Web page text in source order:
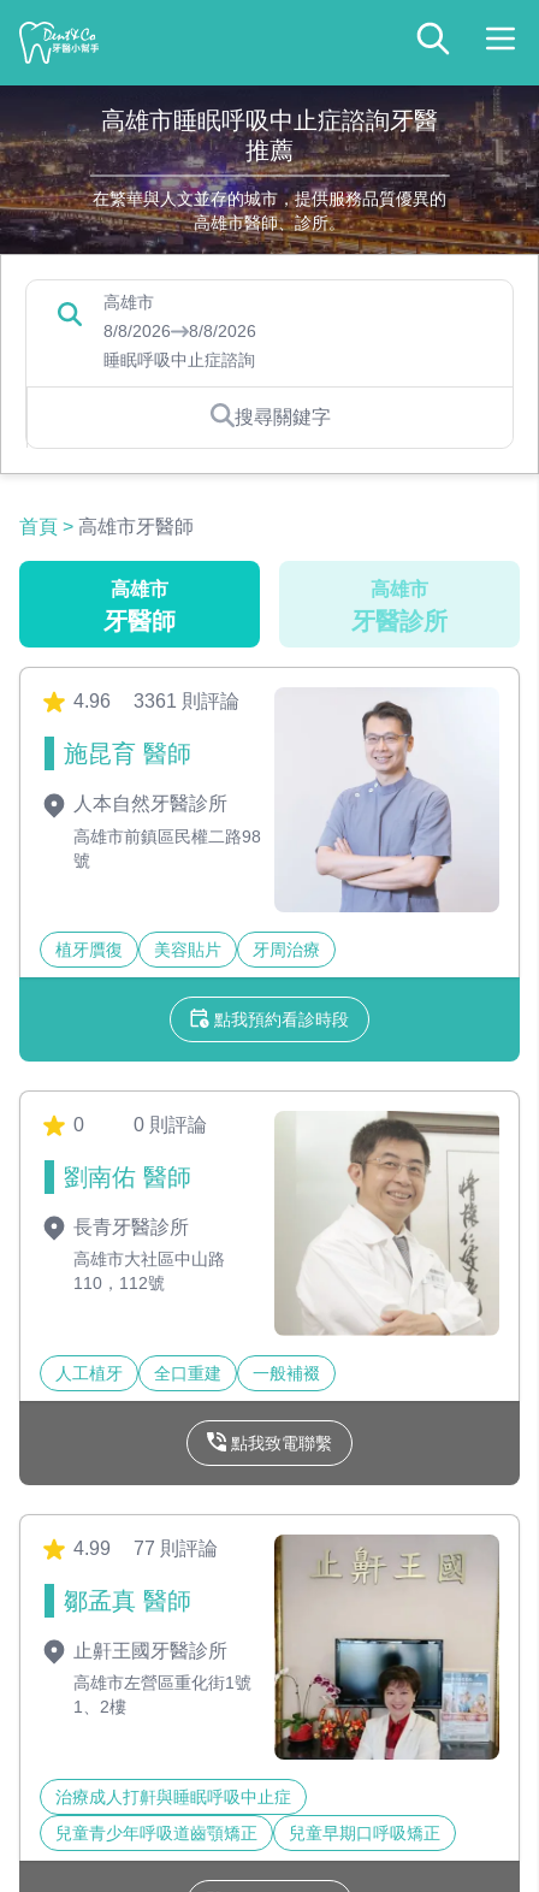
高雄市睡眠呼吸中止症諮詢牙醫
推薦
在繁華與人文並存的城市，提供服務品質優異的
高雄市醫師、診所。
高雄市
8/8/2026
8/8/2026
睡眠呼吸中止症諮詢
搜尋關鍵字
首頁 > 高雄市牙醫師
高雄市
牙醫師
高雄市
牙醫診所
4.96 3361 則評論
施昆育 醫師
人本自然牙醫診所
高雄市前鎮區民權二路98
號
植牙贋復 美容貼片 牙周治療
點我預約看診時段
0 0 則評論
劉南佑 醫師
長青牙醫診所
高雄市大社區中山路
110，112號
人工植牙 全口重建 一般補裰
點我致電聯繫
4.99 77 則評論
鄒孟真 醫師
止鼾王國牙醫診所
高雄市左營區重化街1號
1、2樓
治療成人打鼾與睡眠呼吸中止症
兒童青少年呼吸道齒顎矯正
兒童早期口呼吸矯正